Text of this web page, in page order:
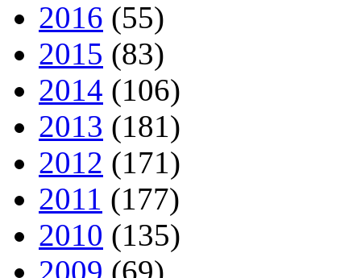
2016 (55)
2015 (83)
2014 (106)
2013 (181)
2012 (171)
2011 (177)
2010 (135)
2009 (69)